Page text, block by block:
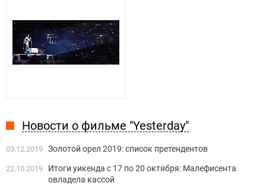
Новости о фильме "Yesterday"
03.12.2019 Золотой орел 2019: список претендентов
22.10.2019
Итоги уикенда с 17 по 20 октября: Малефисента
овладела кассой